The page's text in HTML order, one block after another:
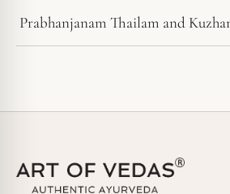
Prabhanjanam Thailam and